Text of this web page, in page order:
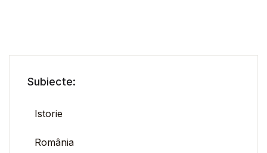
Subiecte:
Istorie
România